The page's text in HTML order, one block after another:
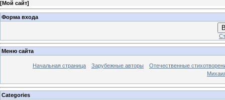
[Мой сайт]
Форма входа
Меню сайта
Начальная страница Зарубежные авторы
Отечественные
Categories